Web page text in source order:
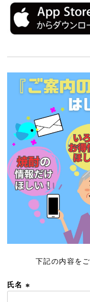
下記の内容を
氏名